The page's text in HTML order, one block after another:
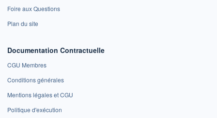
Foire aux Questions
Plan du site
Documentation Contractuelle
CGU Membres
Conditions générales
Mentions légales et CGU
Politique d'exécution